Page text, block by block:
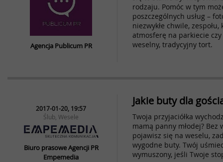
Agencja Publicum PR
rodzaju. Pomóc w tym
poszczególnych usług –
niezwykłe chwile,
atmosferę na parkiecie
weselny, tradycyjny tort.
2017-01-20, 19:57
Ślub, Wesele
Biuro prasowe Agencji PR
Empemedia
Jakie buty dla
Twoja przyjaciółka
mamą panny młodej?
pojawisz się na weselu,
wygodne buty. Twój
wymuszony, jeśli Twoje